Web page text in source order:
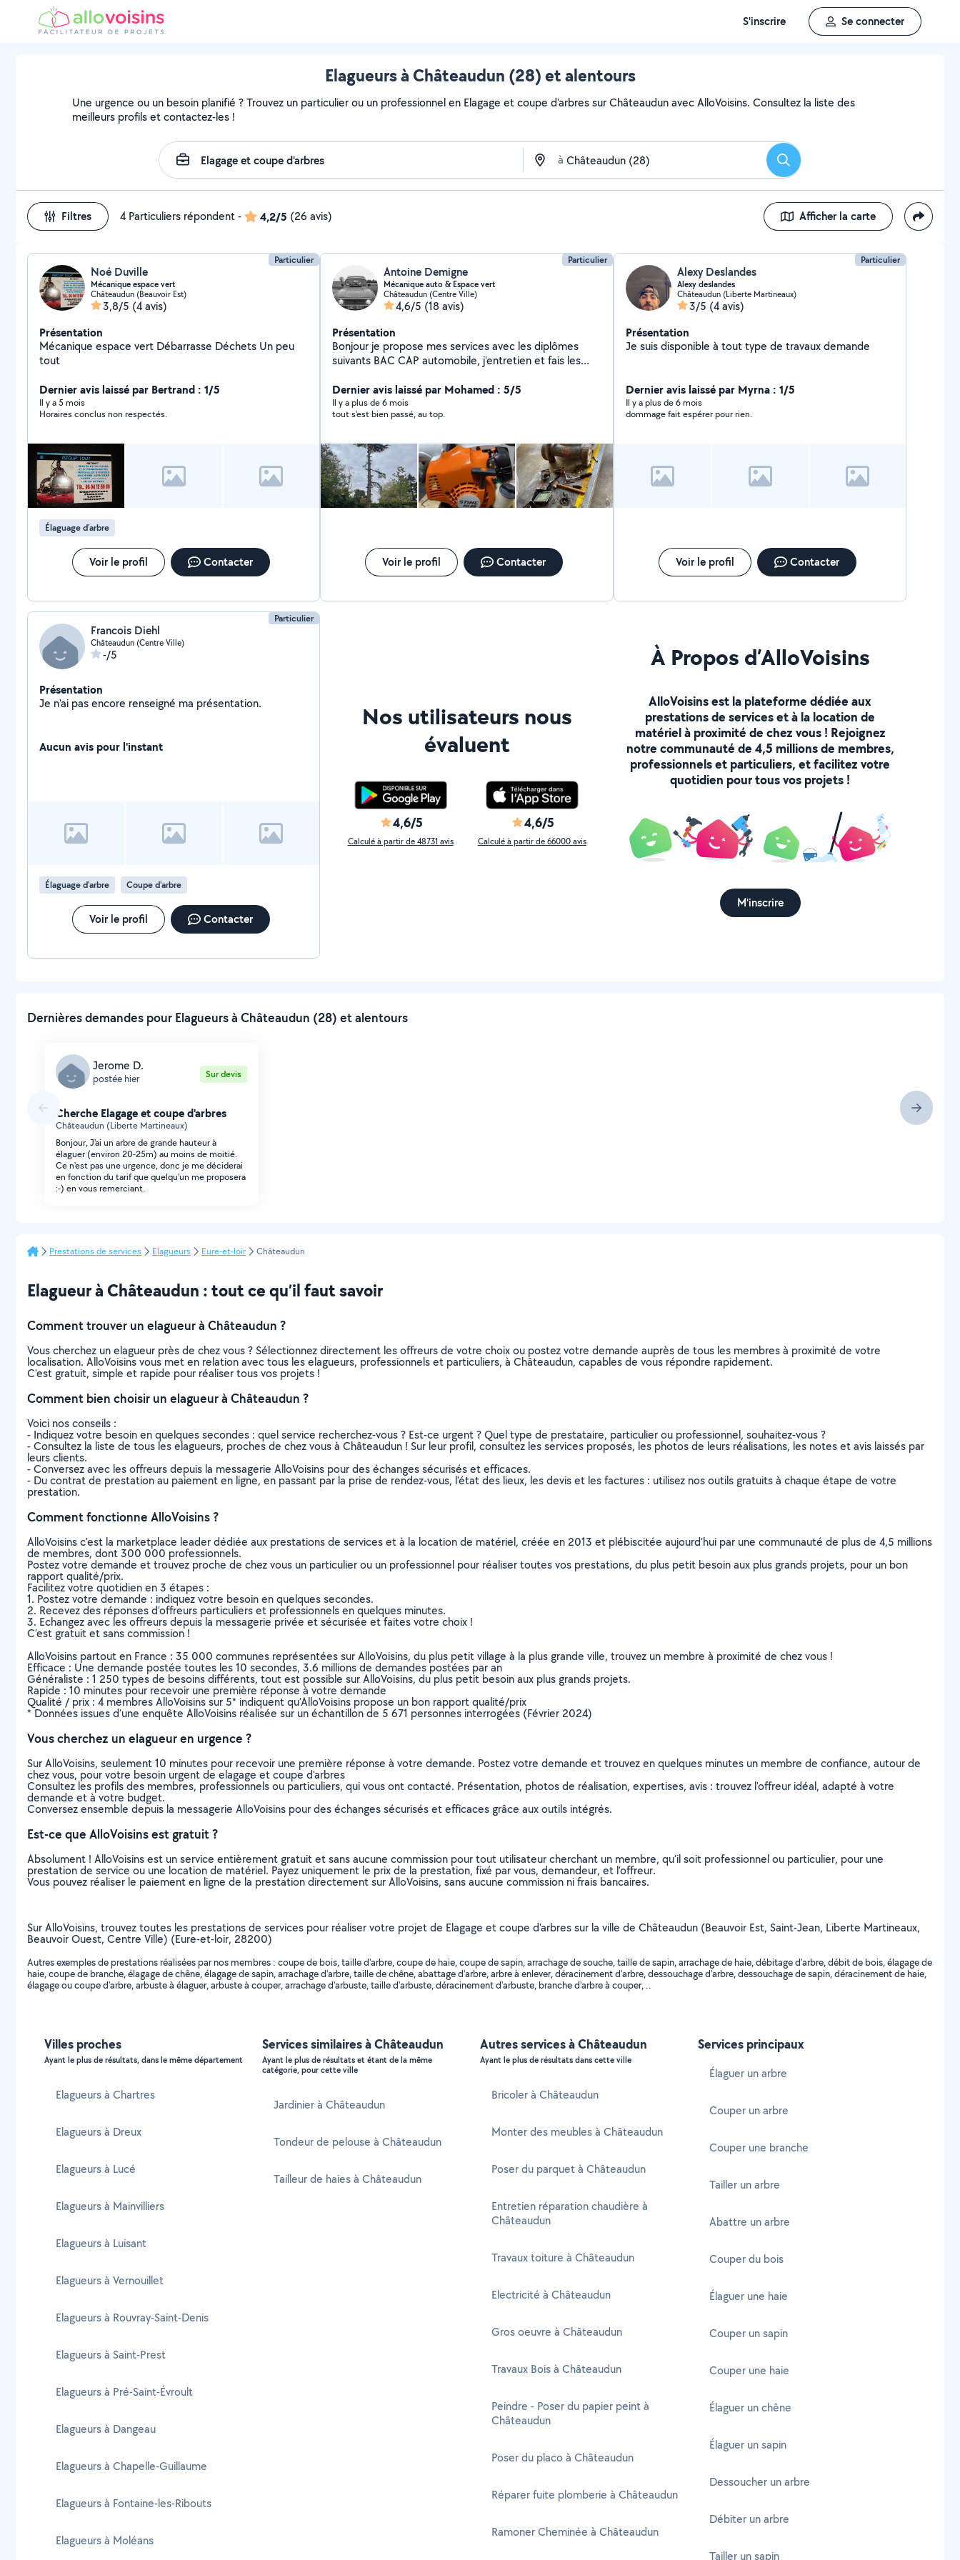
S'inscrire Se connecter
Elagueurs à Châteaudun (28) et alentours
Une urgence ou un besoin planifié ? Trouvez un particulier ou un professionnel en Elagage et coupe d'arbres sur Châteaudun avec AlloVoisins. Consultez la liste des
meilleurs profils et contactez-les !
à Rechercher
Filtres 4 Particuliers répondent- 4,2/5 (26 avis) Afficher la carte
Particulier
Noé Duville
Mécanique espace vert
Châteaudun (Beauvoir Est)
3,8/5 (4 avis)
Présentation
Mécanique espace vert Débarrasse Déchets Un peu
tout
Dernier avis laissé par Bertrand : 1/5
Il y a 5 mois
Horaires conclus non respectés.
Élaguage d'arbre
Voir le profil Contacter
Particulier
Antoine Demigne
Mécanique auto & Espace vert
Châteaudun (Centre Ville)
4,6/5 (18 avis)
Présentation
Bonjour je propose mes services avec les diplômes
suivants BAC CAP automobile, j'entretien et fais les
Réalisation: Changement distribution ou accessoires
Changement disques plaquettes ou tambours
Changement pneumatiques Effacement et lecture des
tonte pelouse élagage& haie .. Contactez moi
Cordialement, Antoine
Dernier avis laissé par Mohamed : 5/5
Il y a plus de 6 mois
tout s'est bien passé, au top.
Voir le profil Contacter
Particulier
Alexy Deslandes
Alexy deslandes
Châteaudun (Liberte Martineaux)
3/5 (4 avis)
Présentation
Je suis disponible à tout type de travaux demande
Dernier avis laissé par Myrna : 1/5
Il y a plus de 6 mois
dommage fait espérer pour rien.
Voir le profil Contacter
Particulier
Francois Diehl
Châteaudun (Centre Ville)
-/5
Présentation
Je n'ai pas encore renseigné ma présentation.
Aucun avis pour l'instant
Élaguage d'arbre Coupe d'arbre
Voir le profil Contacter
Nos utilisateurs nous
évaluent
4,6/5
Calculé à partir de 48731 avis
4,6/5
Calculé à partir de 66000 avis
À Propos d’AlloVoisins
AlloVoisins est la plateforme dédiée aux
prestations de services et à la location de
matériel à proximité de chez vous ! Rejoignez
notre communauté de 4,5 millions de membres,
professionnels et particuliers, et facilitez votre
quotidien pour tous vos projets !
M'inscrire
Dernières demandes pour Elagueurs à Châteaudun (28) et alentours
Jerome D.
postée hier Sur devis
Cherche Elagage et coupe d'arbres
Châteaudun (Liberte Martineaux)
Bonjour, J'ai un arbre de grande hauteur à
élaguer (environ 20-25m) au moins de moitié.
Ce n'est pas une urgence, donc je me déciderai
en fonction du tarif que quelqu'un me proposera
:-) en vous remerciant.
Prestations de services Elagueurs Eure-et-loir Châteaudun
Elagueur à Châteaudun : tout ce qu’il faut savoir
Comment trouver un elagueur à Châteaudun ?
Vous cherchez un elagueur près de chez vous ? Sélectionnez directement les offreurs de votre choix ou postez votre demande auprès de tous les membres à proximité de votre
localisation. AlloVoisins vous met en relation avec tous les elagueurs, professionnels et particuliers, à Châteaudun, capables de vous répondre rapidement.
C’est gratuit, simple et rapide pour réaliser tous vos projets !
Comment bien choisir un elagueur à Châteaudun ?
Voici nos conseils :
- Indiquez votre besoin en quelques secondes : quel service recherchez-vous ? Est-ce urgent ? Quel type de prestataire, particulier ou professionnel, souhaitez-vous ?
- Consultez la liste de tous les elagueurs, proches de chez vous à Châteaudun ! Sur leur profil, consultez les services proposés, les photos de leurs réalisations, les notes et avis laissés par
leurs clients.
- Conversez avec les offreurs depuis la messagerie AlloVoisins pour des échanges sécurisés et efficaces.
- Du contrat de prestation au paiement en ligne, en passant par la prise de rendez-vous, l’état des lieux, les devis et les factures : utilisez nos outils gratuits à chaque étape de votre
prestation.
Comment fonctionne AlloVoisins ?
AlloVoisins c’est la marketplace leader dédiée aux prestations de services et à la location de matériel, créée en 2013 et plébiscitée aujourd’hui par une communauté de plus de 4,5 millions
de membres, dont 300 000 professionnels.
Postez votre demande et trouvez proche de chez vous un particulier ou un professionnel pour réaliser toutes vos prestations, du plus petit besoin aux plus grands projets, pour un bon
rapport qualité/prix.
Facilitez votre quotidien en 3 étapes :
1. Postez votre demande : indiquez votre besoin en quelques secondes.
2. Recevez des réponses d’offreurs particuliers et professionnels en quelques minutes.
3. Echangez avec les offreurs depuis la messagerie privée et sécurisée et faites votre choix !
C’est gratuit et sans commission !
AlloVoisins partout en France : 35 000 communes représentées sur AlloVoisins, du plus petit village à la plus grande ville, trouvez un membre à proximité de chez vous !
Efficace : Une demande postée toutes les 10 secondes, 3.6 millions de demandes postées par an
Généraliste : 1 250 types de besoins différents, tout est possible sur AlloVoisins, du plus petit besoin aux plus grands projets.
Rapide : 10 minutes pour recevoir une première réponse à votre demande
Qualité / prix : 4 membres AlloVoisins sur 5* indiquent qu’AlloVoisins propose un bon rapport qualité/prix
* Données issues d’une enquête AlloVoisins réalisée sur un échantillon de 5 671 personnes interrogées (Février 2024)
Vous cherchez un elagueur en urgence ?
Sur AlloVoisins, seulement 10 minutes pour recevoir une première réponse à votre demande. Postez votre demande et trouvez en quelques minutes un membre de confiance, autour de
chez vous, pour votre besoin urgent de elagage et coupe d'arbres
Consultez les profils des membres, professionnels ou particuliers, qui vous ont contacté. Présentation, photos de réalisation, expertises, avis : trouvez l'offreur idéal, adapté à votre
demande et à votre budget.
Conversez ensemble depuis la messagerie AlloVoisins pour des échanges sécurisés et efficaces grâce aux outils intégrés.
Est-ce que AlloVoisins est gratuit ?
Absolument ! AlloVoisins est un service entièrement gratuit et sans aucune commission pour tout utilisateur cherchant un membre, qu’il soit professionnel ou particulier, pour une
prestation de service ou une location de matériel. Payez uniquement le prix de la prestation, fixé par vous, demandeur, et l’offreur.
Vous pouvez réaliser le paiement en ligne de la prestation directement sur AlloVoisins, sans aucune commission ni frais bancaires.
Sur AlloVoisins, trouvez toutes les prestations de services pour réaliser votre projet de Elagage et coupe d'arbres sur la ville de Châteaudun (Beauvoir Est, Saint-Jean, Liberte Martineaux,
Beauvoir Ouest, Centre Ville) (Eure-et-loir, 28200)
Autres exemples de prestations réalisées par nos membres : coupe de bois, taille d'arbre, coupe de haie, coupe de sapin, arrachage de souche, taille de sapin, arrachage de haie, débitage d'arbre, débit de bois, élagage de
haie, coupe de branche, élagage de chêne, élagage de sapin, arrachage d'arbre, taille de chêne, abattage d'arbre, arbre à enlever, déracinement d'arbre, dessouchage d'arbre, dessouchage de sapin, déracinement de haie,
élagage ou coupe d'arbre, arbuste à élaguer, arbuste à couper, arrachage d'arbuste, taille d'arbuste, déracinement d'arbuste, branche d'arbre à couper, ..
Villes proches
Ayant le plus de résultats, dans le même département
Elagueurs à Chartres
Elagueurs à Dreux
Elagueurs à Lucé
Elagueurs à Mainvilliers
Elagueurs à Luisant
Elagueurs à Vernouillet
Elagueurs à Rouvray-Saint-Denis
Elagueurs à Saint-Prest
Elagueurs à Pré-Saint-Évroult
Elagueurs à Dangeau
Elagueurs à Chapelle-Guillaume
Elagueurs à Fontaine-les-Ribouts
Elagueurs à Moléans
Services similaires à Châteaudun
Ayant le plus de résultats et étant de la même
catégorie, pour cette ville
Jardinier à Châteaudun
Tondeur de pelouse à Châteaudun
Tailleur de haies à Châteaudun
Autres services à Châteaudun
Ayant le plus de résultats dans cette ville
Bricoler à Châteaudun
Monter des meubles à Châteaudun
Poser du parquet à Châteaudun
Entretien réparation chaudière à
Châteaudun
Travaux toiture à Châteaudun
Electricité à Châteaudun
Gros oeuvre à Châteaudun
Travaux Bois à Châteaudun
Peindre - Poser du papier peint à
Châteaudun
Poser du placo à Châteaudun
Réparer fuite plomberie à Châteaudun
Ramoner Cheminée à Châteaudun
Services principaux
Élaguer un arbre
Couper un arbre
Couper une branche
Tailler un arbre
Abattre un arbre
Couper du bois
Élaguer une haie
Couper un sapin
Couper une haie
Élaguer un chêne
Élaguer un sapin
Dessoucher un arbre
Débiter un arbre
Tailler un sapin